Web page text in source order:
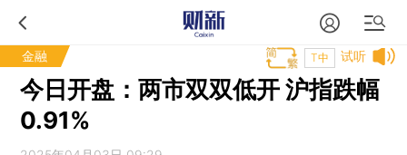
金融 试听
T中
今日开盘：两市双双低开 沪指跌幅
0.91%